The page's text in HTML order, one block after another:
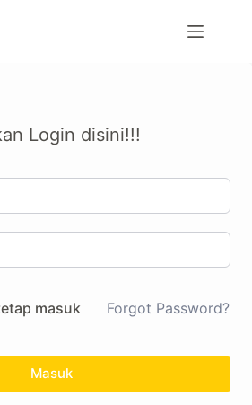
Login disini!!!
masuk Forgot Password?
Masuk